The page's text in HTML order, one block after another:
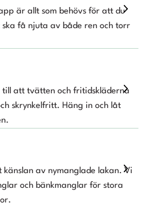
är allt som behövs för att du
ska få njuta av både ren och torr
till att tvätten och fritidskläderna
skrynkelfritt. Häng in och låt
känslan av nymanglade lakan. Vi
och bänkmanglar för stora